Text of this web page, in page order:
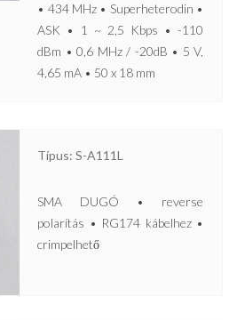
• 434 MHz • Superheterodin •
ASK • 1 ~ 2,5 Kbps • -110
dBm • 0,6 MHz / -20dB • 5 V,
4,65 mA • 50 x 18 mm
Típus: S-A111L
SMA DUGÓ • reverse
polarítás • RG174 kábelhez •
crimpelhető